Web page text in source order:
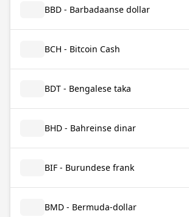
BBD - Barbadaanse dollar
BCH - Bitcoin Cash
BDT - Bengalese taka
BHD - Bahreinse dinar
BIF - Burundese frank
BMD - Bermuda-dollar